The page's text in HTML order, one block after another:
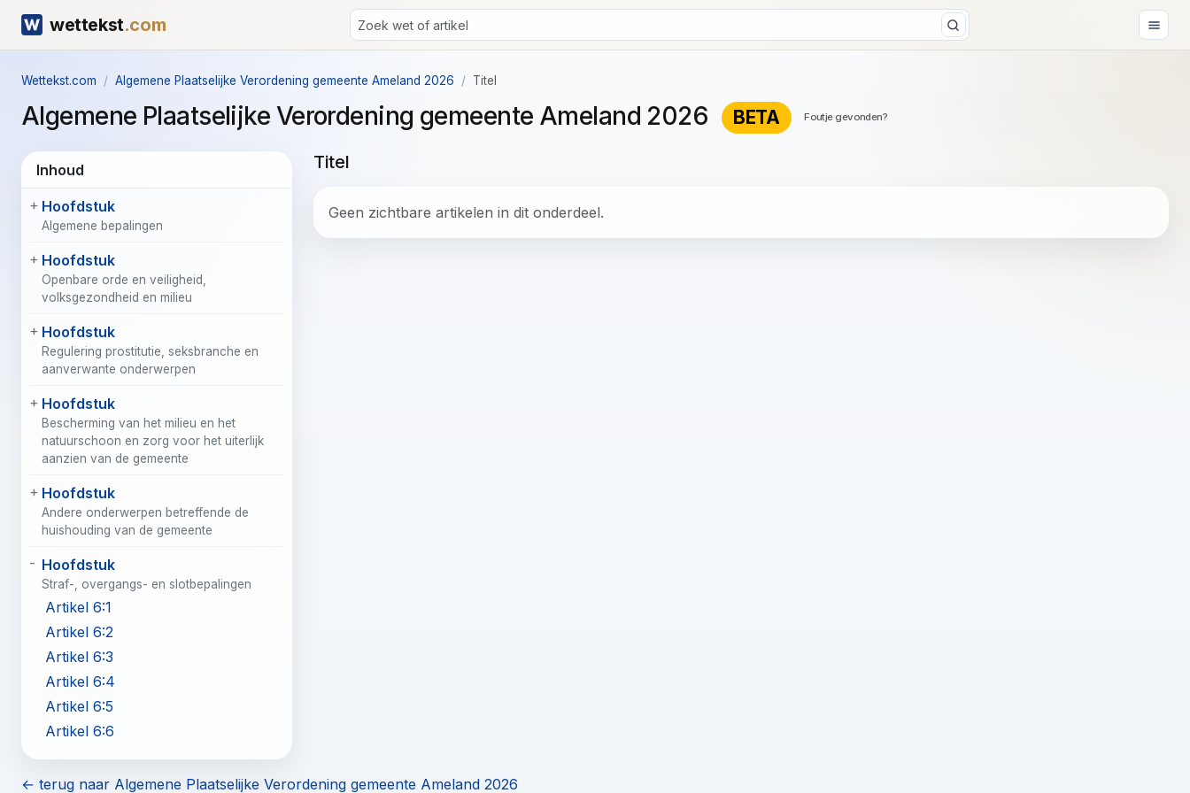
wettekst.com
Wettekst.com Algemene Plaatselijke Verordening gemeente Ameland 2026 Titel
Algemene Plaatselijke Verordening gemeente Ameland 2026 BETA Foutje gevonden?
Inhoud
Hoofdstuk
Algemene bepalingen
Hoofdstuk
Openbare orde en veiligheid,
volksgezondheid en milieu
Hoofdstuk
Regulering prostitutie, seksbranche en
aanverwante onderwerpen
Hoofdstuk
Bescherming van het milieu en het
natuurschoon en zorg voor het uiterlijk
aanzien van de gemeente
Hoofdstuk
Andere onderwerpen betreffende de
huishouding van de gemeente
Hoofdstuk
Straf-, overgangs- en slotbepalingen
Artikel 6:1
Artikel 6:2
Artikel 6:3
Artikel 6:4
Artikel 6:5
Artikel 6:6
Titel
Geen zichtbare artikelen in dit onderdeel.
← terug naar Algemene Plaatselijke Verordening gemeente Ameland 2026